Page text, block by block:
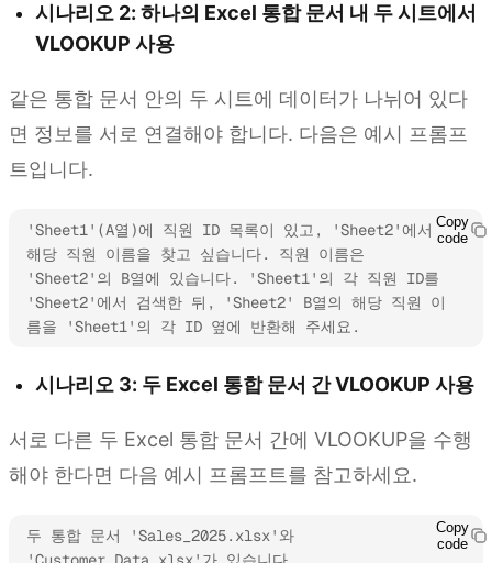
시나리오 2: 하나의 Excel 통합 문서 내 두 시트에서
VLOOKUP 사용
같은 통합 문서 안의 두 시트에 데이터가 나뉘어 있다
면 정보를 서로 연결해야 합니다. 다음은 예시 프롬프
트입니다.
'Sheet1'(A열)에 직원 ID 목록이 있고, 'Sheet2'에서
해당 직원 이름을 찾고 싶습니다. 직원 이름은
'Sheet2'의 B열에 있습니다. 'Sheet1'의 각 직원 ID를
'Sheet2'에서 검색한 뒤, 'Sheet2' B열의 해당 직원 이
름을 'Sheet1'의 각 ID 옆에 반환해 주세요.
Copy
code
시나리오 3: 두 Excel 통합 문서 간 VLOOKUP 사용
서로 다른 두 Excel 통합 문서 간에 VLOOKUP을 수행
해야 한다면 다음 예시 프롬프트를 참고하세요.
두 통합 문서 'Sales_2025.xlsx'와
Copy
code